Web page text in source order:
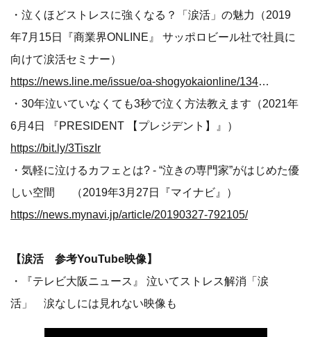
・泣くほどストレスに強くなる？「涙活」の魅力（2019
年7月15日『商業界ONLINE』 サッポロビール社で社員に
向けて涙活セミナー）
https://news.line.me/issue/oa-shogyokaionline/13430eac00d8
・30年泣いていなくても3秒で泣く方法教えます（2021年
6月4日 『PRESIDENT 【プレジデント】』）
https://bit.ly/3TiszIr
・気軽に泣けるカフェとは? - “泣きの専門家”がはじめた優
しい空間 （2019年3月27日『マイナビ』）
https://news.mynavi.jp/article/20190327-792105/
【涙活 参考YouTube映像】
・『テレビ大阪ニュース』 泣いてストレス解消「涙
活」 涙なしには見れない映像も